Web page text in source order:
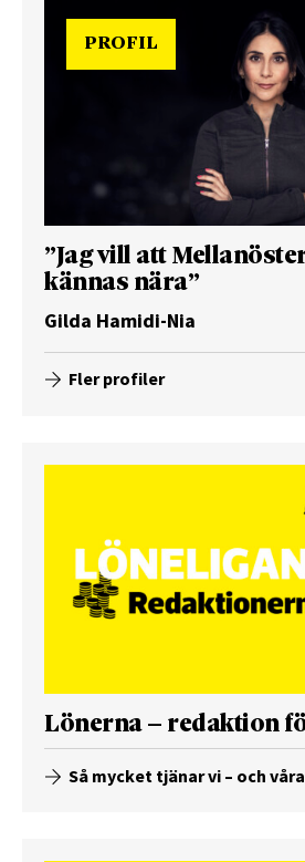
PROFIL
”Jag vill att
kännas nära”
Gilda Hamidi-Nia
Fler profiler
Lönerna – redaktion
Så mycket tjänar vi – och